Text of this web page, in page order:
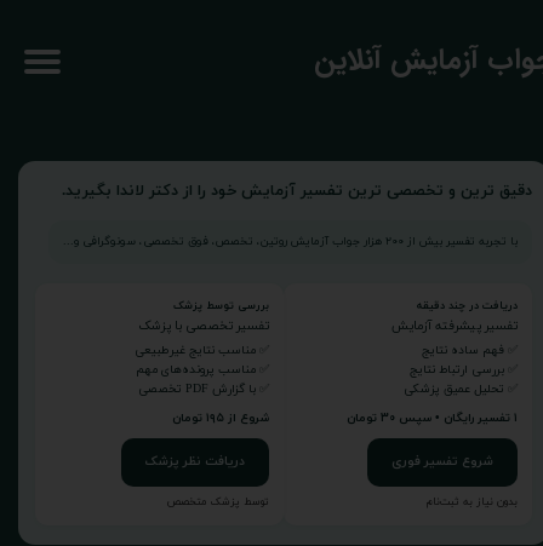
آزمایش آنلاین
دقیق ترین و تخصصی ترین تفسیر آزمایش خود را از دکتر لاندا بگیرید.
با تجربه تفسیر بیش از ۲۰۰ هزار جواب آزمایش روتین، تخصص، فوق تخصصی، سونوگرافی و...
دریافت در چند دقیقه
تفسیر پیشرفته آزمایش
✅ فهم ساده نتایج
✅ بررسی ارتباط نتایج
✅ تحلیل عمیق پزشکی
۱ تفسیر رایگان • سپس ۳۰ تومان
شروع تفسیر فوری
بدون نیاز به ثبت‌نام
بررسی توسط پزشک
تفسیر تخصصی با پزشک
✅ مناسب نتایج غیرطبیعی
✅ مناسب پرونده‌های مهم
✅ با گزارش PDF تخصصی
شروع از ۱۹۵ تومان
دریافت نظر پزشک
توسط پزشک متخصص